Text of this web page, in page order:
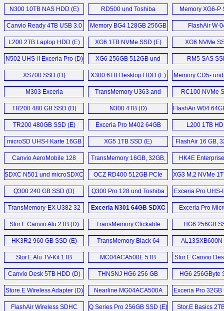
Canvio Basics 2022 2TB
USB 3.2 Gen 1 External
HDD (E)
N300 16TB NAS
Festplatte (D)
Canvio Advance 2TB USB
3.2 Gen1 (E)
X300 14TB Performance
HDD (E)
X300 8TB HDD (E)
Mehr Speicher News ...
47M7463DG (D)
CB30-102 Notebook (D)
Satellite P50-A-11L (D)
KIRAbook 13 i7 (E)
Mehr Sonstige News ...
14TB HDD (D)
SSD (D)
N300 10TB NAS HDD (E)
RD500 und Toshiba
RC500 (D)
Memory XG6-P
Canvio Ready 4TB USB 3.0
HDD (E)
Memory BG4 128GB 256GB
512GB und 1TB (D)
FlashAir W-
L200 2TB Laptop HDD (E) XG6 1TB NVMe SSD (E) XG6 NVMe
N502 UHS-II Exceria Pro (D)
XG6 256GB 512GB und
1024GB (D)
RM5 SAS
XS700 SSD (D) X300 6TB Desktop HDD (E)
Memory CD5-
HK6-DC
M303 Exceria
microSDXC (D)
TransMemory U363 and
U364 128GB USB 3.0 (E)
RC100 NVMe
TR200 480 GB SSD (D) N300 4TB (D)
FlashAir W04
SDXC
TR200 480GB SSD (E)
Exceria Pro M402 64GB
microSDXC (D)
L200 1TB
microSD UHS-I Karte 16GB
bis 256GB (D)
XG5 1TB SSD (E)
FlashAir 16 GB,
64 GB
Canvio AeroMobile 128
GB (D)
TransMemory 16GB, 32GB,
64GB, 128GB (D)
HK4E
SSD (E)
SDXC N501 und microSDXC
M402 (D)
OCZ RD400 512GB PCIe
NVMe M.2 SSD (E)
XG3 M.2 NVMe
Q300 240 GB SSD (D)
Q300 Pro 128 und Toshiba
Q300 Pro 256 GB (D)
Exceria Pro UHS-
Karten
TransMemory-EX U382 32
GB Typ-A und Typ-C Stick (D)
Exceria N301 64GB SDXC
Card (E)
Exceria Pro
Stor.E Canvio Alu 2TB (D)
TransMemory Clickable
32GB (D)
HG6 256GB
HK3R2 960 GB SSD (E)
TransMemory Black 64
GB (D)
AL13SXB600N
SAS (E)
Stor.E Alu TV-Kit 1TB
Festplatte (D)
MC04ACA500E 5TB
Festplatten (D)
Stor.E Canvio
Canvio Desk 5TB HDD (D)
THNSNJ HG6 256 GB
SSD (E)
HG6 256GByte
Store.E Wireless Adapter (D)
Nearline MG04ACA500A
5TB HDD (E)
Exceria Pro 32GB
FlashAir Wireless SDHC
Q Series Pro 256GB SSD (E)
Stor.E Basics